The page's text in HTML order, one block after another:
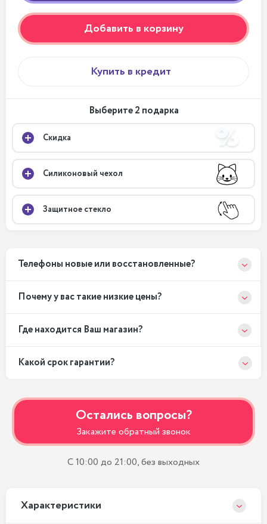
Добавить в корзину
Купить в кредит
Выберите 2 подарка
Скидка
Силиконовый чехол
Защитное стекло
Телефоны новые или восстановленные?
Почему у вас такие низкие цены?
Где находится Ваш магазин?
Какой срок гарантии?
Остались вопросы?
Закажите обратный звонок
С 10:00 до 21:00, без выходных
Xарактеристики